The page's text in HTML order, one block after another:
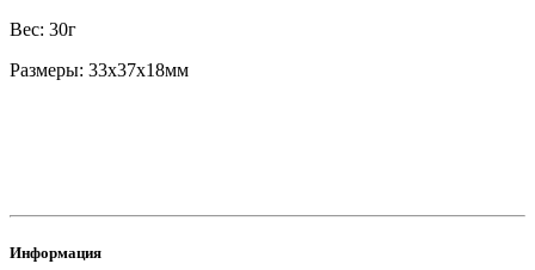
Вес: 30г
Размеры: 33х37х18мм
Информация